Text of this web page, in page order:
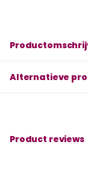
Alternatieve
Product reviews